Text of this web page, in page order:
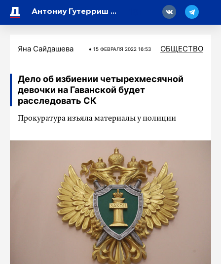
Антониу Гутерриш осудил удары украинских дронов по России
Яна Сайдашева 15 ФЕВРАЛЯ 2022 16:53 ОБЩЕСТВО
Дело об избиении четырехмесячной
девочки на Гаванской будет
расследовать СК
Прокуратура изъяла материалы у полиции